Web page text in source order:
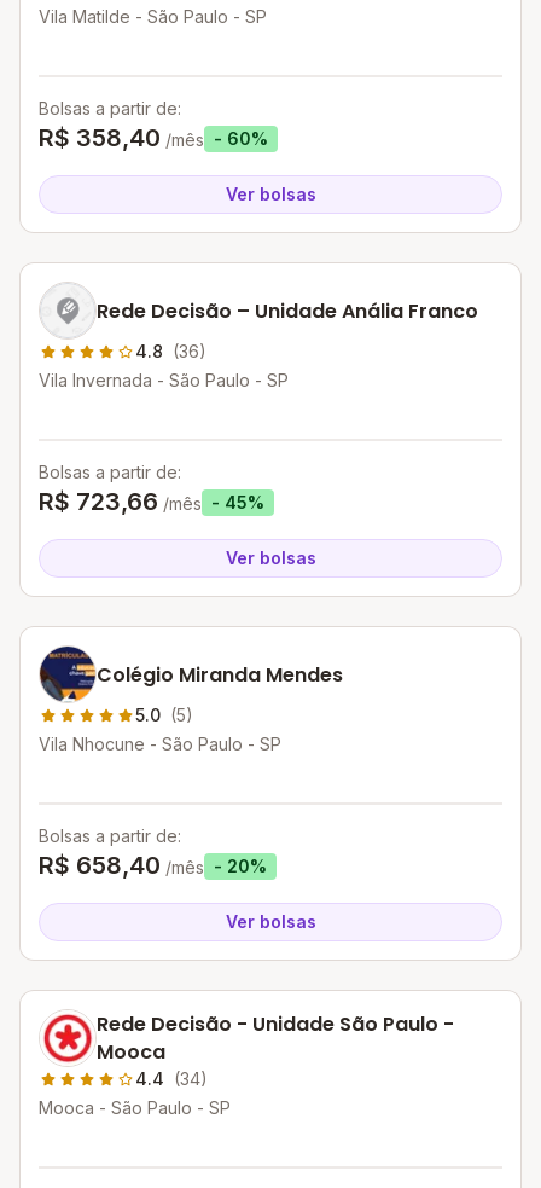
Vila Matilde - São Paulo - SP
Bolsas a partir de:
R$ 358,40 /mês - 60%
Ver bolsas
Rede Decisão – Unidade Anália Franco
4.8 (36)
Vila Invernada - São Paulo - SP
Bolsas a partir de:
R$ 723,66 /mês - 45%
Ver bolsas
Colégio Miranda Mendes
5.0 (5)
Vila Nhocune - São Paulo - SP
Bolsas a partir de:
R$ 658,40 /mês - 20%
Ver bolsas
Rede Decisão - Unidade São Paulo -
Mooca
4.4 (34)
Mooca - São Paulo - SP